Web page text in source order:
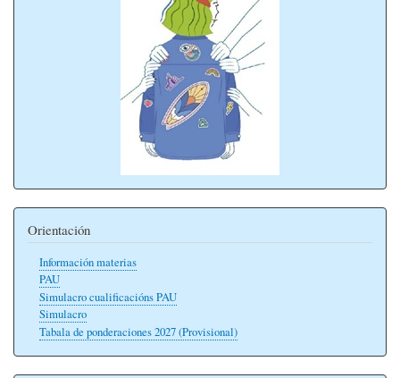
Orientación
Información materias
PAU
Simulacro cualificacións PAU
Simulacro
Tabala de ponderaciones 2027 (Provisional)